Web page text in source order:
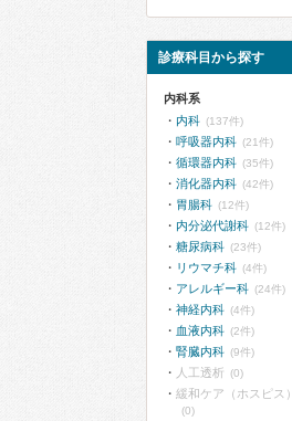
診療科目から探す
内科系
内科 (137件)
呼吸器内科 (21件)
循環器内科 (35件)
消化器内科 (42件)
胃腸科 (12件)
内分泌代謝科 (12件)
糖尿病科 (23件)
リウマチ科 (4件)
アレルギー科 (24件)
神経内科 (4件)
血液内科 (2件)
腎臓内科 (9件)
人工透析 (0)
緩和ケア（ホスピス）
(0)